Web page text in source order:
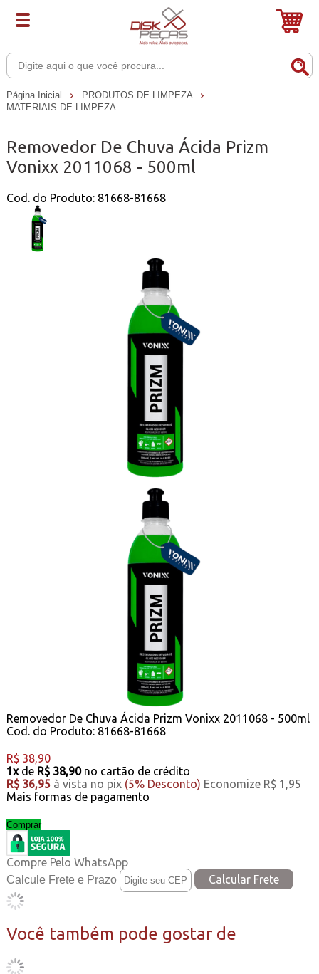
Página Inicial
PRODUTOS DE LIMPEZA
MATERIAIS DE LIMPEZA
Removedor De Chuva Ácida Prizm
Vonixx 2011068 - 500ml
Cod. do Produto: 81668-81668
Removedor De Chuva Ácida Prizm Vonixx 2011068 - 500ml
Cod. do Produto: 81668-81668
R$ 38,90
1xde R$ 38,90 no cartão de crédito
R$ 36,95 à vista no pix (5% Desconto) Economize R$ 1,95
Mais formas de pagamento
Comprar
Compre Pelo WhatsApp
Calcule Frete e Prazo
Você também pode gostar de